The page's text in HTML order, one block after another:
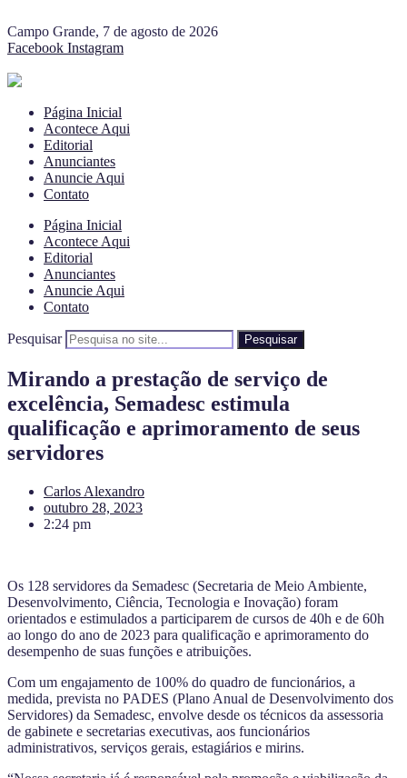
Campo Grande, 7 de agosto de 2026
Facebook Instagram
Página Inicial
Acontece Aqui
Editorial
Anunciantes
Anuncie Aqui
Contato
Página Inicial
Acontece Aqui
Editorial
Anunciantes
Anuncie Aqui
Contato
Pesquisar Pesquisar
Mirando a prestação de serviço de
excelência, Semadesc estimula
qualificação e aprimoramento de seus
servidores
Carlos Alexandro
outubro 28, 2023
2:24 pm
Os 128 servidores da Semadesc (Secretaria de Meio Ambiente,
Desenvolvimento, Ciência, Tecnologia e Inovação) foram
orientados e estimulados a participarem de cursos de 40h e de 60h
ao longo do ano de 2023 para qualificação e aprimoramento do
desempenho de suas funções e atribuições.
Com um engajamento de 100% do quadro de funcionários, a
medida, prevista no PADES (Plano Anual de Desenvolvimento dos
Servidores) da Semadesc, envolve desde os técnicos da assessoria
de gabinete e secretarias executivas, aos funcionários
administrativos, serviços gerais, estagiários e mirins.